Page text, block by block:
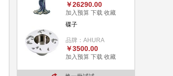
￥26290.00
加入预算 下载 收藏
碟子
品牌：AHURA
￥3500.00
加入预算 下载 收藏